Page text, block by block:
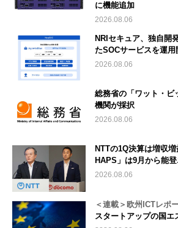
に機能追加
2026.08.06
NRIセキュア、独自開
たSOCサービスを運用
2026.08.06
総務省の「ワット・ビ
機関が採択
2026.08.06
NTTの1Q決算は増収
HAPS」は9月から能
2026.08.06
＜連載＞欧州ICTレポ
スタートアップの国エ